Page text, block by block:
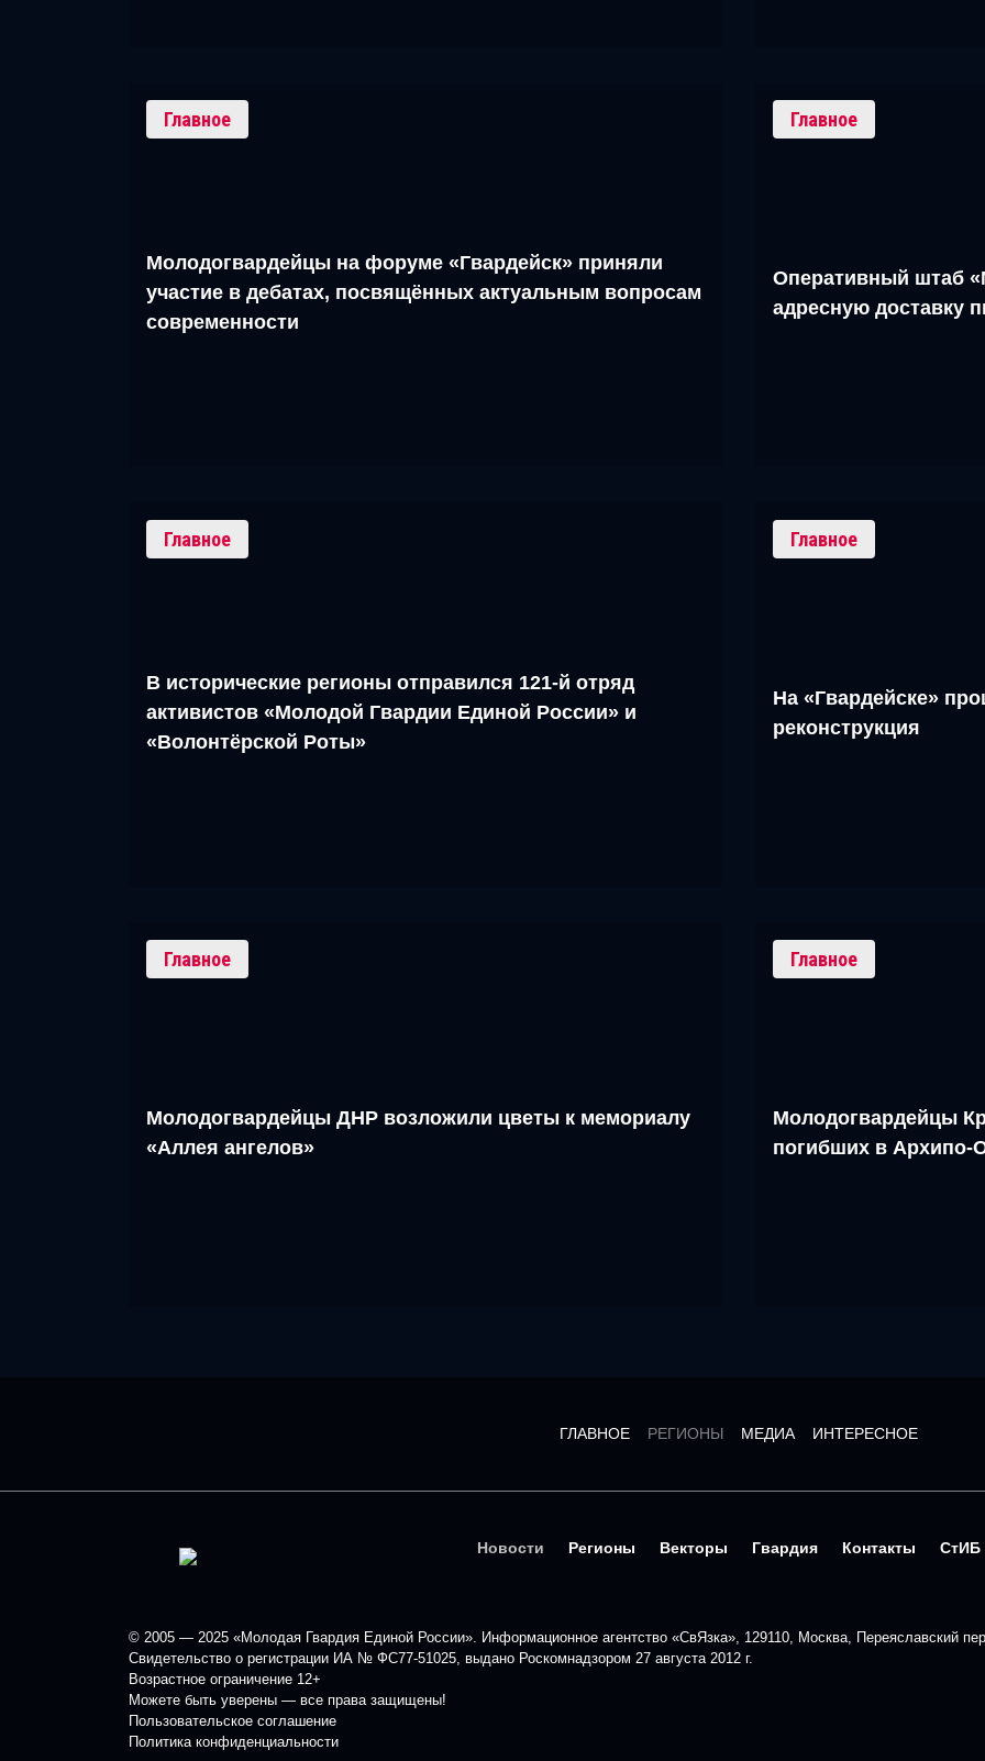
Главное
Молодогвардейцы на форуме «Гвардейск» приняли
участие в дебатах, посвящённых актуальным вопросам
современности
Главное
Оперативный штаб
адресную доставку
Главное
В исторические регионы отправился 121-й отряд
активистов «Молодой Гвардии Единой России» и
«Волонтёрской Роты»
Главное
На «Гвардейске»
реконструкция
Главное
Молодогвардейцы ДНР возложили цветы к мемориалу
«Аллея ангелов»
Главное
Молодогвардейцы
погибших в Архипо-
ГЛАВНОЕ РЕГИОНЫ МЕДИА ИНТЕРЕСНОЕ
Новости Регионы Векторы Гвардия Контакты СтИБ
© 2005 — 2025 «Молодая Гвардия Единой России». Информационное агентство «СвЯзка», 129110, Москва, Переяславский
Свидетельство о регистрации ИА № ФС77-51025, выдано Роскомнадзором 27 августа 2012 г.
Возрастное ограничение 12+
Можете быть уверены — все права защищены!
Пользовательское соглашение
Политика конфиденциальности